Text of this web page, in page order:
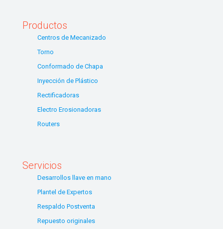
Productos
Centros de Mecanizado
Torno
Conformado de Chapa
Inyección de Plástico
Rectificadoras
Electro Erosionadoras
Routers
Servicios
Desarrollos llave en mano
Plantel de Expertos
Respaldo Postventa
Repuesto originales